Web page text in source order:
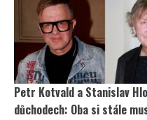
Petr Kotvald a Stanislav
důchodech: Oba si stále